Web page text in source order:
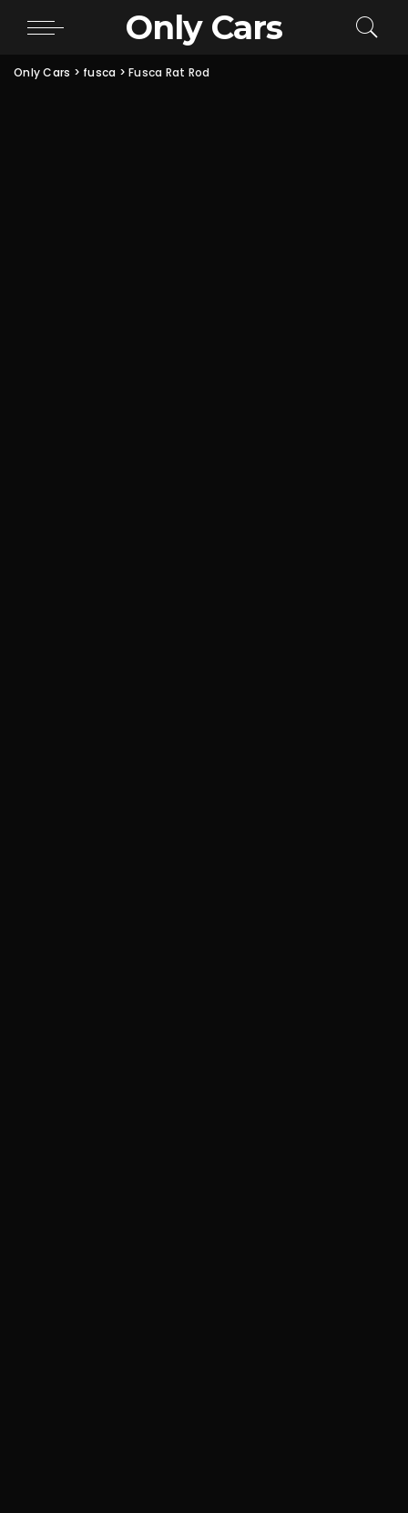
Only Cars
Only Cars > fusca >Fusca Rat Rod